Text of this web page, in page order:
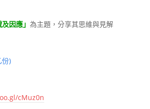
因應」 為主題，分享其思維與見解
份)
cMuz0n